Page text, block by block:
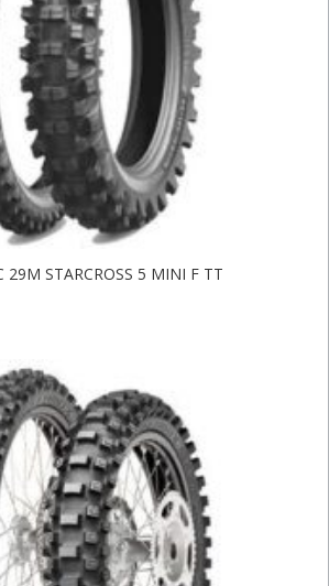
STARCROSS 5 MINI F TT